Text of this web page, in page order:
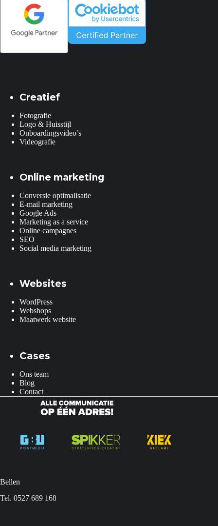
Creatief
Fotografie
Logo & Huisstijl
Onboardingsvideo’s
Videografie
Online marketing
Conversie optimalisatie
E-mail marketing
Google Ads
Marketing as a service
Online campagnes
SEO
Social media marketing
Websites
WordPress
Webshops
Maatwerk website
Cases
Ons team
Blog
Contact
Bellen
Tel. 0527 689 168